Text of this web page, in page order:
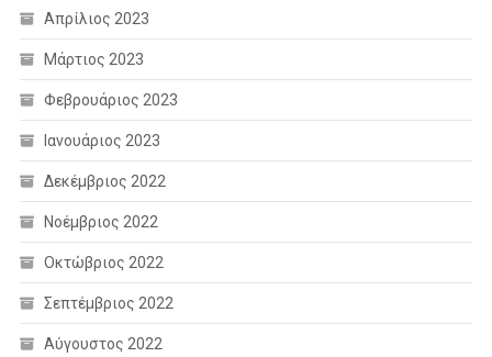
Απρίλιος 2023
Μάρτιος 2023
Φεβρουάριος 2023
Ιανουάριος 2023
Δεκέμβριος 2022
Νοέμβριος 2022
Οκτώβριος 2022
Σεπτέμβριος 2022
Αύγουστος 2022